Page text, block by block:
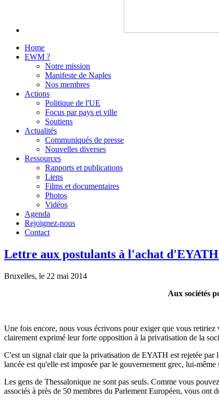
Home
EWM ?
Notre mission
Manifeste de Naples
Nos membres
Actions
Politique de l'UE
Focus par pays et ville
Soutiens
Actualités
Communiqués de presse
Nouvelles diverses
Ressources
Rapports et publications
Liens
Films et documentaires
Photos
Vidéos
Agenda
Rejoignez-nous
Contact
Lettre aux postulants à l'achat
Bruxelles, le 22 mai 2014
Aux sociétés
Une fois encore, nous vous écrivons pour exiger que vous
clairement exprimé leur forte opposition à la privatisation de la
C'est un signal clair que la privatisation de EYATH est rejetée
lancée est qu'elle est imposée par le gouvernement grec, lui-
Les gens de Thessalonique ne sont pas seuls. Comme vous
associés à près de 50 membres du Parlement Européen, vous ont